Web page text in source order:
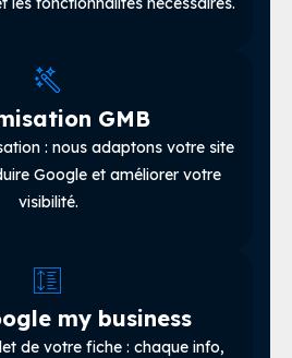
GMB
: nous adaptons votre site
Google et améliorer votre
visibilité.
my business
de votre fiche : chaque info,